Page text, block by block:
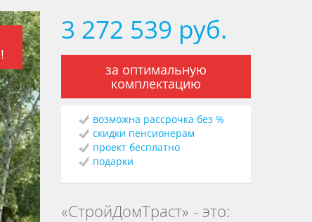
3 272 539 руб.
за оптимальную
комплектацию
возможна рассрочка без %
скидки пенсионерам
проект бесплатно
подарки
«СтройДомТраст» - это: